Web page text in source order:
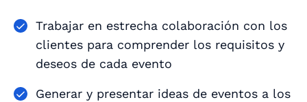
Trabajar en estrecha colaboración con los
clientes para comprender los requisitos y
deseos de cada evento
Generar y presentar ideas de eventos a los